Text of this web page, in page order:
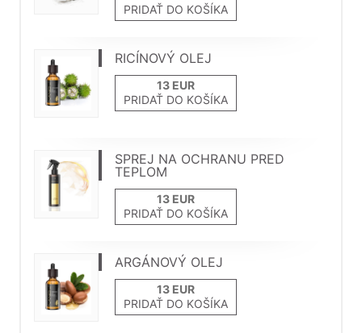
PRIDAŤ DO KOŠÍKA
RICÍNOVÝ OLEJ
PRIDAŤ DO KOŠÍKA
SPREJ NA OCHRANU PRED
TEPLOM
PRIDAŤ DO KOŠÍKA
ARGÁNOVÝ OLEJ
PRIDAŤ DO KOŠÍKA